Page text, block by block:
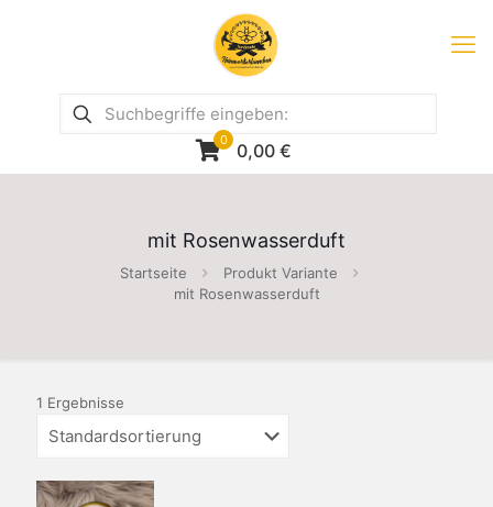
0 0,00 €
mit Rosenwasserduft
Startseite
Produkt Variante
mit Rosenwasserduft
1 Ergebnisse